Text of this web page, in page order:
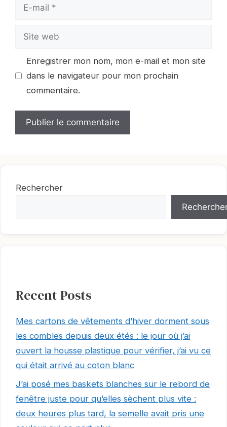
Site
Enregistrer mon nom, mon e-mail et mon site
dans le navigateur pour mon prochain
commentaire.
Rechercher
Recent Posts
Mes cartons de vêtements d’hiver dorment sous
les combles depuis deux étés : le jour où j’ai
ouvert la housse plastique pour vérifier, j’ai vu ce
qui était arrivé au coton blanc
J’ai posé mes baskets blanches sur le rebord de
fenêtre juste pour qu’elles sèchent plus vite :
deux heures plus tard, la semelle avait pris une